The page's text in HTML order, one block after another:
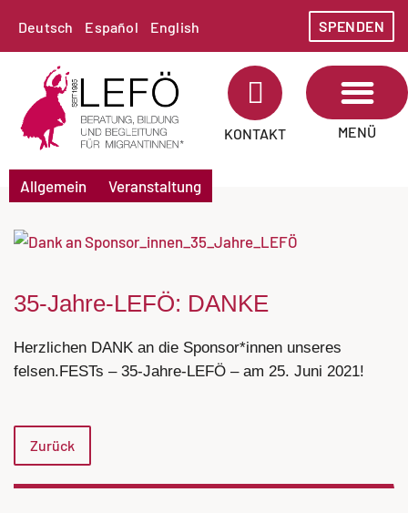
Deutsch Español English SPENDEN
KONTAKT MENÜ
Allgemein Veranstaltung
35-Jahre-LEFÖ: DANKE
Herzlichen DANK an die Sponsor*innen unseres
felsen.FESTs – 35-Jahre-LEFÖ – am 25. Juni 2021!
Zurück